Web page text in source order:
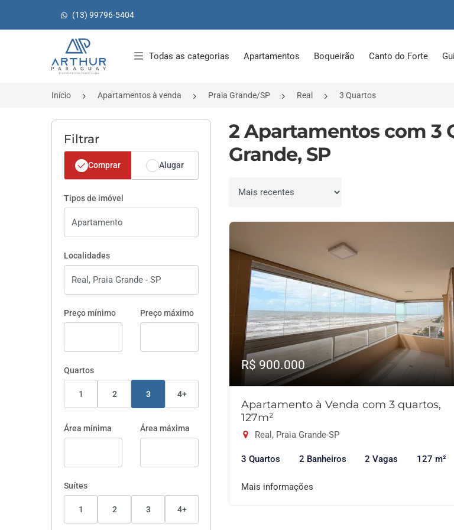
(13) 99796-5404
Página inicial
Todas as categorias Apartamentos Boqueirão Canto do Forte
Início Apartamentos à venda Praia Grande/SP Real 3 Quartos
Filtrar
Comprar Alugar
Tipos de imóvel
Localidades
Preço mínimo Preço máximo
Quartos
1 2 3 4+
Área mínima Área máxima
Suítes
1 2 3 4+
2 Apartamentos com 3
Grande, SP
Ordenar por
R$ 900.000
Apartamento à Venda com 3 quartos,
127m²
Real, Praia Grande-SP
3 Quartos 2 Banheiros 2 Vagas 127 m²
Mais informações